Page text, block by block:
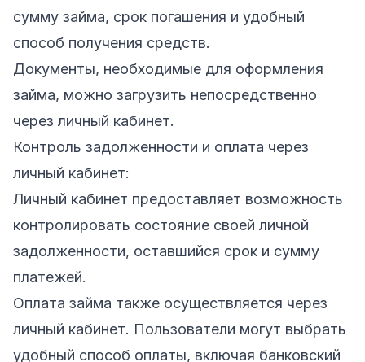
сумму займа, срок погашения и удобный
способ получения средств.
Документы, необходимые для оформления
займа, можно загрузить непосредственно
через личный кабинет.
Контроль задолженности и оплата через
личный кабинет:
Личный кабинет предоставляет возможность
контролировать состояние своей личной
задолженности, оставшийся срок и сумму
платежей.
Оплата займа также осуществляется через
личный кабинет. Пользователи могут выбрать
удобный способ оплаты, включая банковский